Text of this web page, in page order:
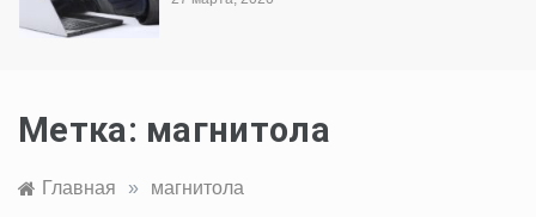
Метка: магнитола
Главная » магнитола